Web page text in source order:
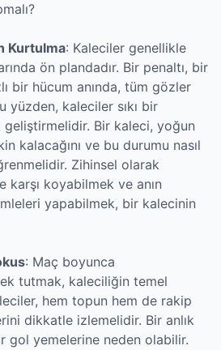
Kurtulma: Kaleciler genellikle
ön plandadır. Bir penaltı, bir
bir hücum anında, tüm gözler
yüzden, kaleciler sıkı bir
geliştirmelidir. Bir kaleci, yoğun
kalacağını ve bu durumu nasıl
Zihinsel olarak
karşı koyabilmek ve anın
yapabilmek, bir kalecinin
: Maç boyunca
tutmak, kaleciliğin temel
hem topun hem de rakip
dikkatle izlemelidir. Bir anlık
gol yemelerine neden olabilir.